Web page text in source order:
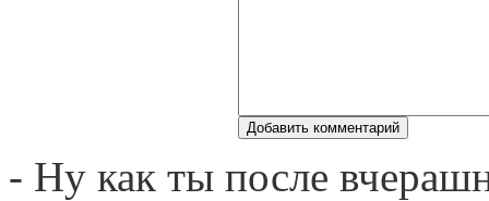
- Ну как ты после